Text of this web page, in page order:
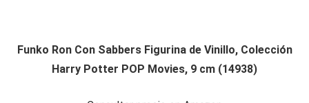
Funko Ron Con Sabbers Figurina de Vinillo, Colección
Harry Potter POP Movies, 9 cm (14938)